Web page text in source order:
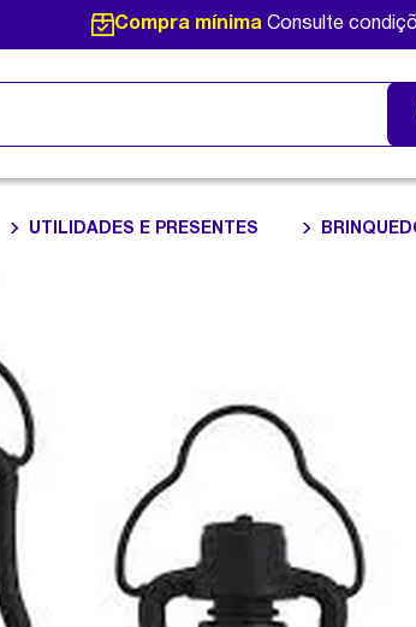
Compra mínimaConsulte
UTILIDADES E PRESENTES